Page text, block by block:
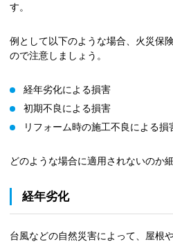
す。
例として以下のような場合、火災保
ので注意しましょう。
経年劣化による損害
初期不良による損害
リフォーム時の施工不良による損
どのような場合に適用されないのか
経年劣化
台風などの自然災害によって、屋根